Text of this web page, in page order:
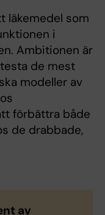
läkemedel som
i
Ambitionen är
de mest
modeller av
förbättra både
de drabbade,
av